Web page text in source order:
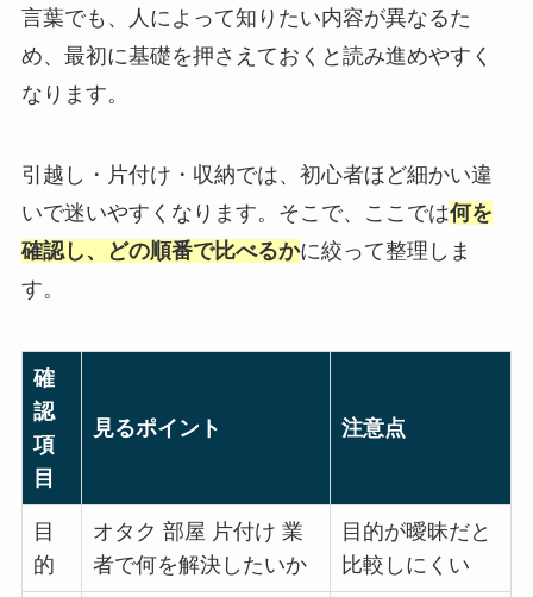
言葉でも、人によって知りたい内容が異なるた
め、最初に基礎を押さえておくと読み進めやすく
なります。
引越し・片付け・収納では、初心者ほど細かい違
いで迷いやすくなります。そこで、ここでは何を
確認し、どの順番で比べるかに絞って整理しま
す。
確
認
項
目
見るポイント 注意点
目
的
オタク 部屋 片付け 業
者で何を解決したいか
目的が曖昧だと
比較しにくい